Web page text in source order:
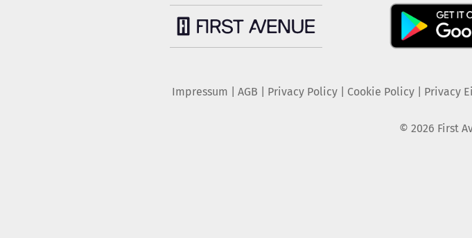
Impressum AGB Privacy Policy| Cookie Policy| Privacy
© 2026 First